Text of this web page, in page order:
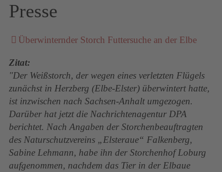
Presse
Überwinternder Storch Futtersuche an der Elbe
Zitat:
"Der Weißstorch, der wegen eines verletzten Flügels
zunächst in Herzberg (Elbe-Elster) überwintert hatte,
ist inzwischen nach Sachsen-Anhalt umgezogen.
Darüber hat jetzt die Nachrichtenagentur DPA
berichtet. Nach Angaben der Storchenbeauftragten
des Naturschutzvereins „Elsteraue“ Falkenberg,
Sabine Lehmann, habe ihn der Storchenhof Loburg
aufgenommen, nachdem das Tier in der Elbaue